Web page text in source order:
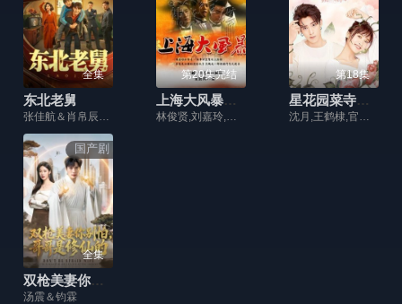
全集
东北老舅
张佳航＆肖帛辰＆张猛＆马兵
第20集完结
上海大风暴国语版
林俊贤,刘嘉玲,吴镇宇,欧阳震华,蔡嘉利,黎汉持,刘青云
第18集
星花园菜寺场篇
沈月,王鹤棣,官鸿,梁靖康,吴希泽
国产剧
全集
双枪美妻你别怕，哥哥是修仙的
汤震＆钧霖